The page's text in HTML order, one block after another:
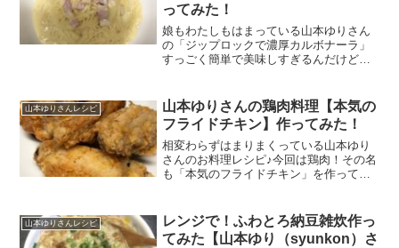
ってみた！
娘もわたしもはまっている山本ゆりさん
の「ジップロックで濃厚カルボナーラ」
すっごく簡単で美味しすぎるんだけど生
なんと生クリームを使わない作り方があ
ったのでさっそく作ってみました(∩´∀
｀)∩ﾜｰｲ
山本ゆりさんレシピ
山本ゆりさんの鶏肉料理【本気の
フライドチキン】作ってみた！
相変わらずはまりまくっている山本ゆり
さんのお料理レシピ♪今回は鶏肉！その名
も「本気のフライドチキン」を作ってみ
フライドチキンだけどゆりさんのレシピ
はどうなのか？！
山本ゆりさんレシピ
レンジで！ふわとろ納豆雑炊作っ
てみた【山本ゆり（syunkon）さ